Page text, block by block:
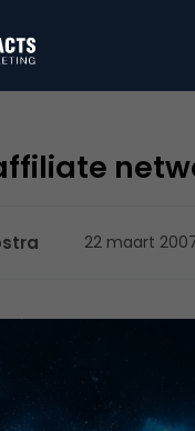
22 maart